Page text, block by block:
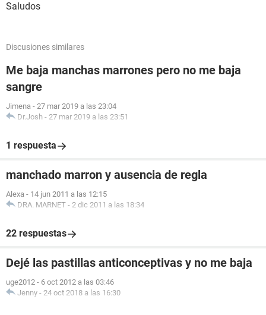
Saludos
Discusiones similares
Me baja manchas marrones pero no me baja
sangre
Jimena - 27 mar 2019 a las 23:04
Dr.Josh - 27 mar 2019 a las 23:51
1 respuesta
manchado marron y ausencia de regla
Alexa - 14 jun 2011 a las 12:15
DRA. MARNET - 2 dic 2011 a las 18:34
22 respuestas
Dejé las pastillas anticonceptivas y no me baja
uge2012 - 6 oct 2012 a las 03:46
Jenny - 24 oct 2018 a las 16:30